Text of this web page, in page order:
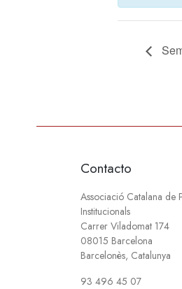
Contacto
Associació Catalana de
Institucionals
Carrer Viladomat 174
08015 Barcelona
Barcelonès, Catalunya
93 496 45 07